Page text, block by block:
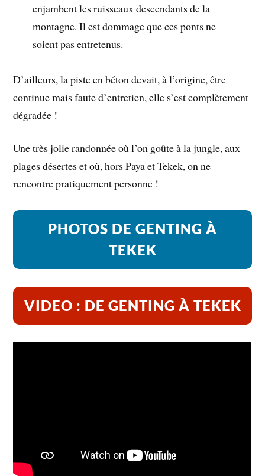
enjambent les ruisseaux descendants de la
montagne. Il est dommage que ces ponts ne
soient pas entretenus.
D’ailleurs, la piste en béton devait, à l’origine, être
continue mais faute d’entretien, elle s’est complètement
dégradée !
Une très jolie randonnée où l’on goûte à la jungle, aux
plages désertes et où, hors Paya et Tekek, on ne
rencontre pratiquement personne !
PHOTOS DE GENTING À
TEKEK
VIDEO : DE GENTING À TEKEK